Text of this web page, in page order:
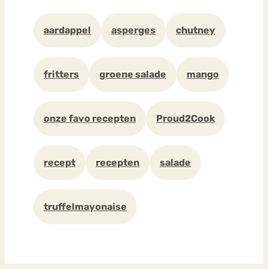
aardappel asperges chutney
fritters groene salade mango
onze favo recepten Proud2Cook
recept recepten salade
truffelmayonaise